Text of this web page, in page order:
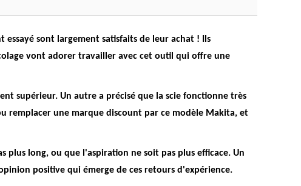
sont largement satisfaits de leur achat ! Ils
vont adorer travailler avec cet outil qui offre une
supérieur. Un autre a précisé que la scie fonctionne très
remplacer une marque discount par ce modèle Makita, et
long, ou que l'aspiration ne soit pas plus efficace. Un
positive qui émerge de ces retours d'expérience.